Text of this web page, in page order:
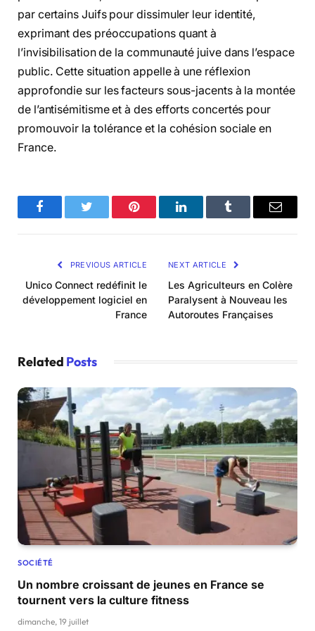
par certains Juifs pour dissimuler leur identité,
exprimant des préoccupations quant à
l’invisibilisation de la communauté juive dans l’espace
public. Cette situation appelle à une réflexion
approfondie sur les facteurs sous-jacents à la montée
de l’antisémitisme et à des efforts concertés pour
promouvoir la tolérance et la cohésion sociale en
France.
FacebookTwitter Pinterest LinkedInTumblr Email
PREVIOUS ARTICLE
Unico Connect redéfinit le
développement logiciel en
France
NEXT ARTICLE
Les Agriculteurs en Colère
Paralysent à Nouveau les
Autoroutes Françaises
Related Posts
SOCIÉTÉ
Un nombre croissant de jeunes en France se
tournent vers la culture fitness
dimanche, 19 juillet